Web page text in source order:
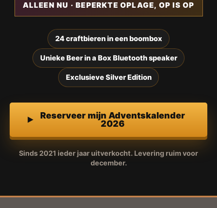
ALLEEN NU · BEPERKTE OPLAGE, OP IS OP
24 craftbieren in een boombox
Unieke Beer in a Box Bluetooth speaker
Exclusieve Silver Edition
Reserveer mijn Adventskalender
2026
Sinds 2021 ieder jaar uitverkocht. Levering ruim voor
december.